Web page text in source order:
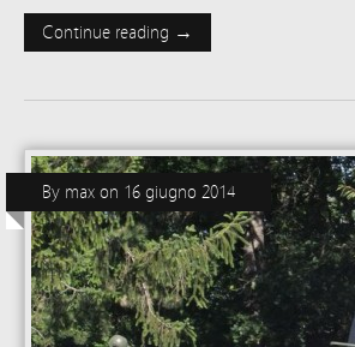
Continue reading →
By max on 16 giugno 2014